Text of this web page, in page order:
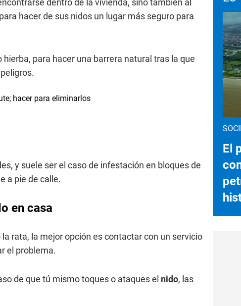
dentro de la vivienda, sino también al
hacer de sus nidos un lugar más seguro para
hierba, para hacer una barrera natural tras la que
y suele ser el caso de infestación en bloques de
a pie de calle.
en casa
rata, la mejor opción es contactar con un servicio
el problema.
de que tú mismo toques o ataques el nido, las
El